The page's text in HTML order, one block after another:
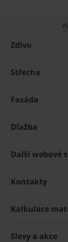
Zdivo
Střecha
Fasáda
Dlažba
Další webové
Kontakty
Kalkulace
Slevy a akce